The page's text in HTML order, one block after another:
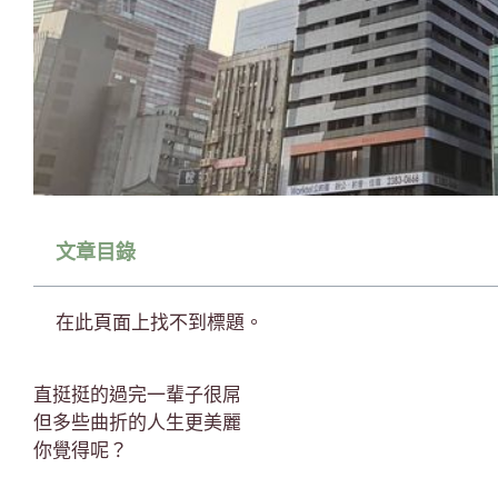
文章目錄
在此頁面上找不到標題。
直挺挺的過完一輩子很屌
但多些曲折的人生更美麗
你覺得呢？